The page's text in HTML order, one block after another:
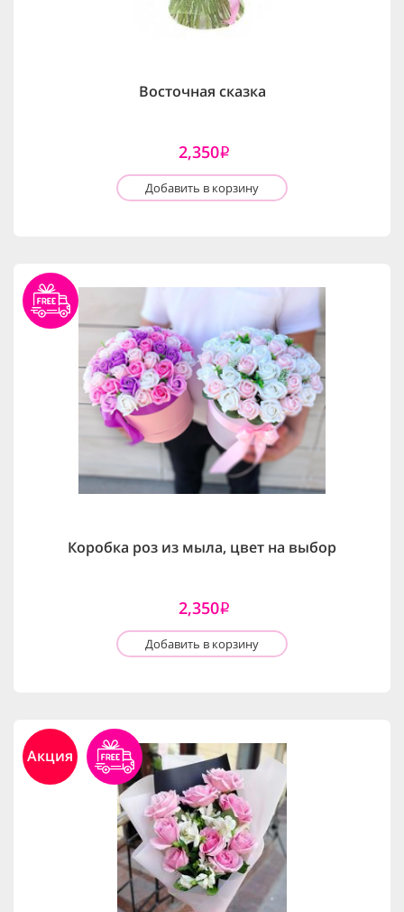
Восточная сказка
2,350i
Добавить в корзину
Коробка роз из мыла, цвет на выбор
2,350i
Добавить в корзину
Акция